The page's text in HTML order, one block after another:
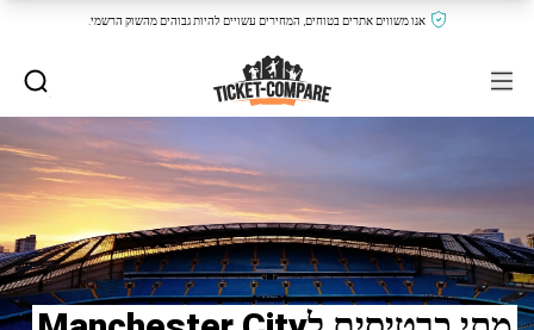
אנו משווים אתרים בטוחים, המחירים עשויים להיות גבוהים מהשוק הרשמי.